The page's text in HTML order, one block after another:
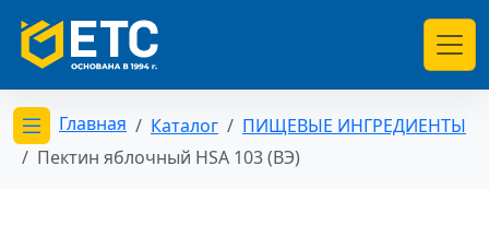
Открыть меню категорий
Главная Каталог
ПИЩЕВЫЕ ИНГРЕДИЕНТЫ
Пектин яблочный HSA 103 (ВЭ)